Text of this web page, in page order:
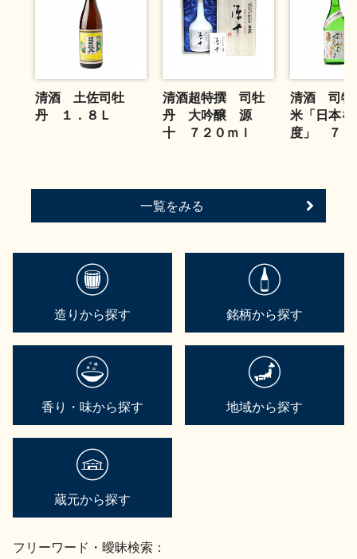
美味しい地酒の選び方
お問い合わせ
清酒 土佐司牡
丹 １．８Ｌ
清酒超特撰 司牡
丹 大吟醸 源
十 ７２０ｍｌ
清酒 司
米「日本を
度」 ７２
一覧をみる
造りから探す 銘柄から探す
香り・味から探す 地域から探す
蔵元から探す
フリーワード・曖昧検索：